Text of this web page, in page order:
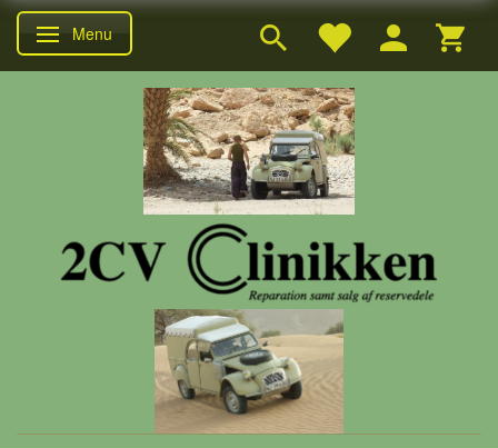
Skifte navigation
Menu